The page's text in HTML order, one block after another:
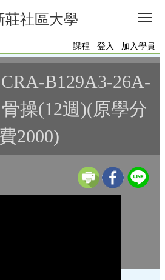
莊社區大學
課程 登入 加入學員
B129A3-26A-
操(12週)(原學分
費2000)